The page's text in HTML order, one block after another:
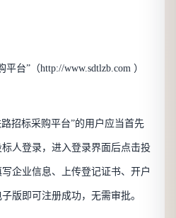
台”（http://www.sdtlzb.com ）
招标采购平台”的用户应当首先
人登录，进入登录界面后点击投
企业信息、上传登记证书、开户
版即可注册成功，无需审批。